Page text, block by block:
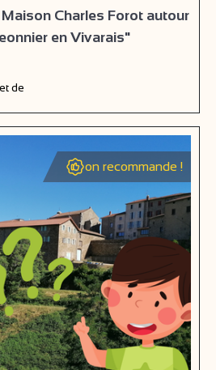
Charles Forot autour
en Vivarais"
de
on recommande !